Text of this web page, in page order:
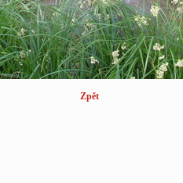
Zpět